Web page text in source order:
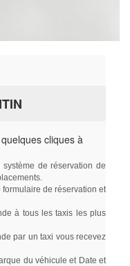
cliques à
de réservation de
de réservation et
à tous les taxis les plus
par un taxi vous recevez
du véhicule et Date et